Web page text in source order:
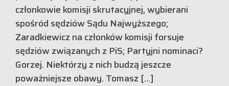
członkowie komisji skrutacyjnej, wybierani
spośród sędziów Sądu Najwyższego;
Zaradkiewicz na członków komisji forsuje
sędziów związanych z PiS; Partyjni nominaci?
Gorzej. Niektórzy z nich budzą jeszcze
poważniejsze obawy. Tomasz [...]